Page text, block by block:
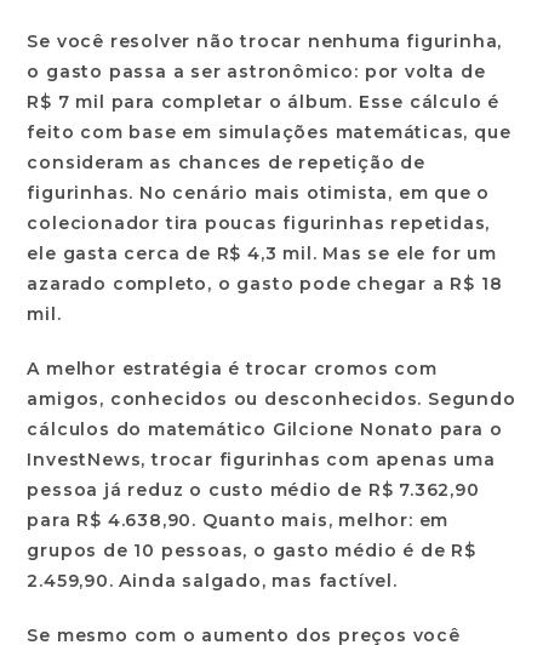
Se você resolver não trocar nenhuma figurinha,
o gasto passa a ser astronômico: por volta de
R$ 7 mil para completar o álbum. Esse cálculo é
feito com base em simulações matemáticas, que
consideram as chances de repetição de
figurinhas. No cenário mais otimista, em que o
colecionador tira poucas figurinhas repetidas,
ele gasta cerca de R$ 4,3 mil. Mas se ele for um
azarado completo, o gasto pode chegar a R$ 18
mil.
A melhor estratégia é trocar cromos com
amigos, conhecidos ou desconhecidos. Segundo
cálculos do matemático Gilcione Nonato para o
InvestNews, trocar figurinhas com apenas uma
pessoa já reduz o custo médio de R$ 7.362,90
para R$ 4.638,90. Quanto mais, melhor: em
grupos de 10 pessoas, o gasto médio é de R$
2.459,90. Ainda salgado, mas factível.
Se mesmo com o aumento dos preços você